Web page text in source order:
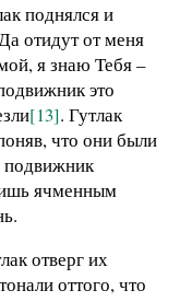
поднялся и
отидут от меня
я знаю Тебя –
это
[13]. Гутлак
что они были
ячменным
отверг их
оттого, что